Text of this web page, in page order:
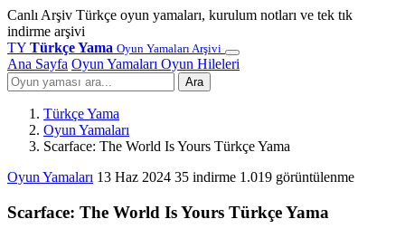
Canlı Arşiv Türkçe oyun yamaları, kurulum notları ve tek tık
indirme arşivi
TY Türkçe Yama Oyun Yamaları Arşivi
Ana Sayfa Oyun Yamaları Oyun Hileleri
Ara
Türkçe Yama
Oyun Yamaları
Scarface: The World Is Yours Türkçe Yama
Oyun Yamaları 13 Haz 2024 35 indirme 1.019 görüntülenme
Scarface: The World Is Yours Türkçe Yama